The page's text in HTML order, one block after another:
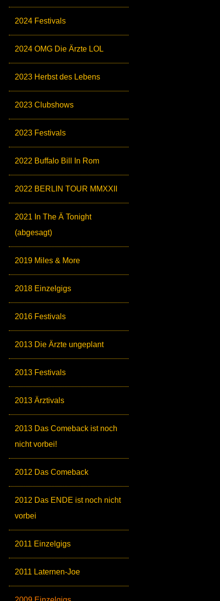
2024 Festivals
2024 OMG Die Ärzte LOL
2023 Herbst des Lebens
2023 Clubshows
2023 Festivals
2022 Buffalo Bill In Rom
2022 BERLIN TOUR MMXXII
2021 In The Ä Tonight
(abgesagt)
2019 Miles & More
2018 Einzelgigs
2016 Festivals
2013 Die Ärzte ungeplant
2013 Festivals
2013 Ärztivals
2013 Das Comeback ist noch
nicht vorbei!
2012 Das Comeback
2012 Das ENDE ist noch nicht
vorbei
2011 Einzelgigs
2011 Laternen-Joe